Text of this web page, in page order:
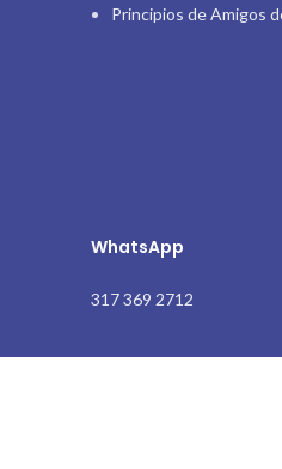
Principios de Amigos
WhatsApp
317 369 2712